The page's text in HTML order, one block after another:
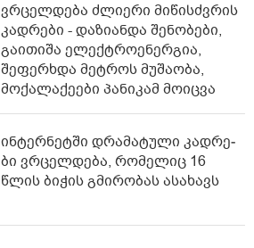
ვრცელდება ძლიერი მიწისძვრის
კადრები - დაზიანდა შენობები,
გაითიშა ელექტროენერგია,
შეფერხდა მეტროს მუშაობა,
მოქალაქეები პანიკამ მოიცვა
ინ­ტერ­ნეტ­ში დრა­მა­ტუ­ლი კად­რე­
ბი ვრცელდება, რომელიც 16
წლის ბიჭის გმირობას ასახავს